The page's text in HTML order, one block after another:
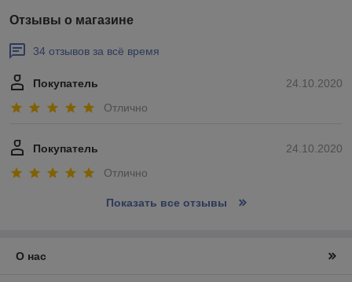
Отзывы о магазине
34 отзывов за всё время
24.10.2020
Покупатель
Отлично
24.10.2020
Покупатель
Отлично
Показать все отзывы
О нас